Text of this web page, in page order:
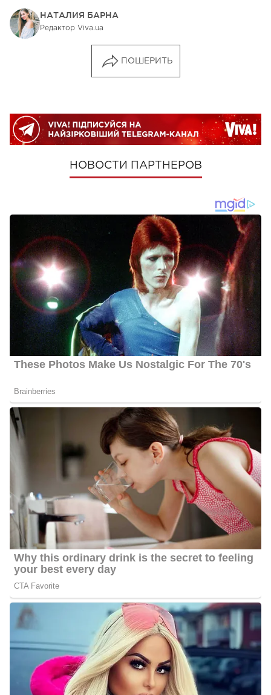
НАТАЛИЯ БАРНА
Редактор Viva.ua
ПОШЕРИТЬ
НОВОСТИ ПАРТНЕРОВ